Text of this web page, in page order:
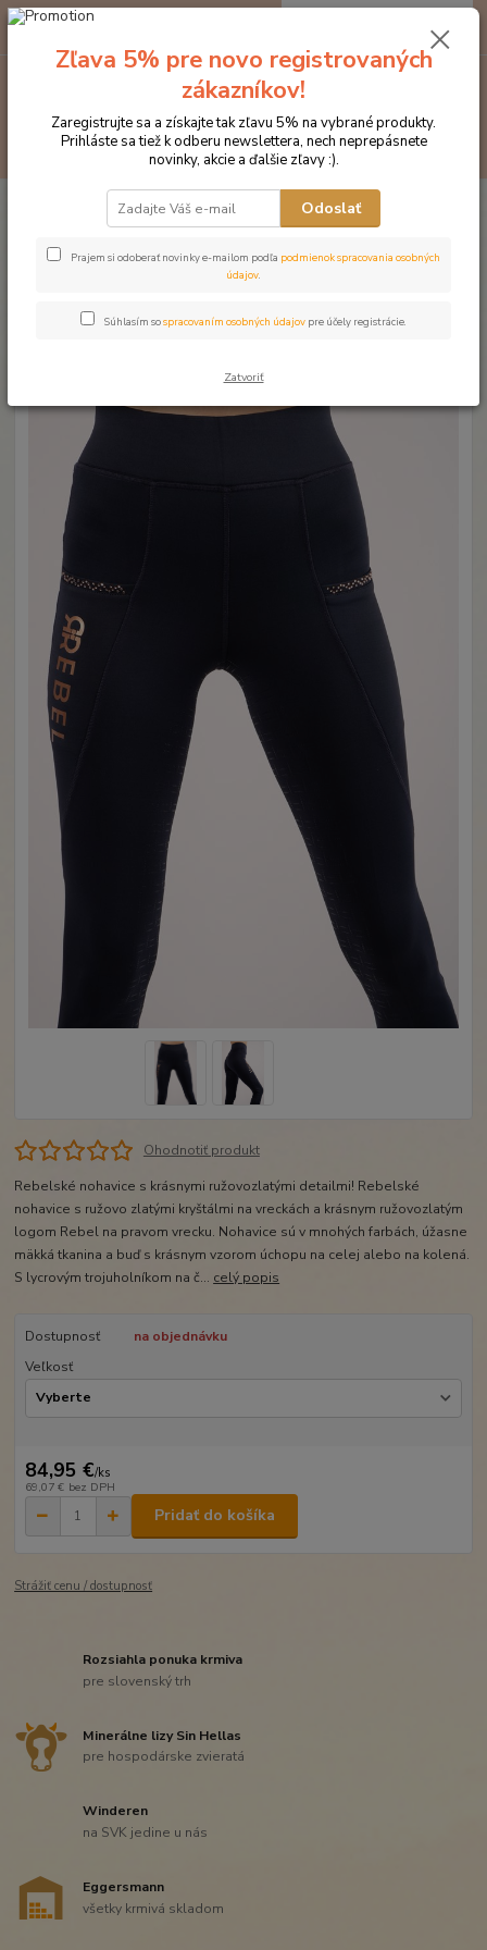
Hľadať
za0 €
Značka oblečenia MONTAR ZĽAVY!
Jazdecké nohavice
MONTAR Rajtky Mona s vysokým pásom tmavomodré
MONTAR Rajtky Mona s vysokým
pásom tmavomodré
Ohodnotiť produkt
Rebelské nohavice s krásnymi ružovozlatými detailmi! Rebelské
nohavice s ružovo zlatými kryštálmi na vreckách a krásnym ružovozlatým
logom Rebel na pravom vrecku. Nohavice sú v mnohých farbách, úžasne
mäkká tkanina a buď s krásnym vzorom úchopu na celej alebo na kolená.
S lycrovým trojuholníkom na č... celý popis
Dostupnosť
na objednávku
Veľkosť
84,95 €/ks
69,07 € bez DPH
Pridať do košíka
Strážiť cenu / dostupnosť
Rozsiahla ponuka krmiva
pre slovenský trh
Minerálne lizy Sin Hellas
pre hospodárske zvieratá
Winderen
na SVK jedine u nás
Eggersmann
všetky krmivá skladom
Zľava 5% pre novo registrovaných
zákazníkov!
Zaregistrujte sa a získajte tak zľavu 5% na vybrané produkty.
Prihláste sa tiež k odberu newslettera, nech neprepásnete
novinky, akcie a ďalšie zľavy :).
Odoslať
Prajem si odoberať novinky e-mailom podľa podmienok spracovania osobných
údajov.
Súhlasím sospracovaním osobných údajov pre účely registrácie.
Zatvoriť